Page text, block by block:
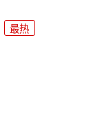
最热